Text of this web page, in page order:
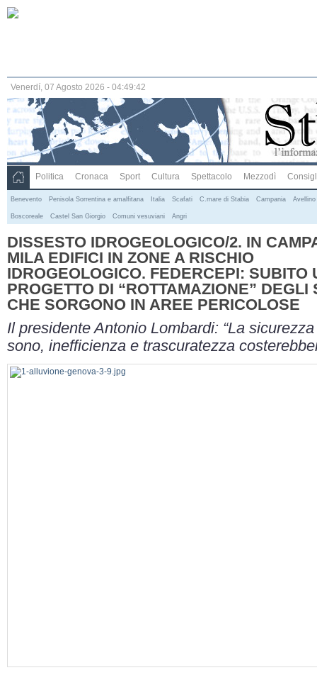
Venerdí, 07 Agosto 2026 - 04:49:43
Politica Cronaca Sport Cultura Spettacolo Mezzodì
Benevento Penisola Sorrentina e amalfitana Italia Scafati C.mare di Stabia Campania Avellino
Boscoreale Castel San Giorgio Comuni vesuviani Angri
DISSESTO IDROGEOLOGICO/2. IN
MILA EDIFICI IN ZONE A RISCHIO
IDROGEOLOGICO. FEDERCEPI: SUBITO
PROGETTO DI “ROTTAMAZIONE” DEGLI
CHE SORGONO IN AREE PERICOLOSE
Il presidente Antonio Lombardi: “La
sono, inefficienza e trascuratezza